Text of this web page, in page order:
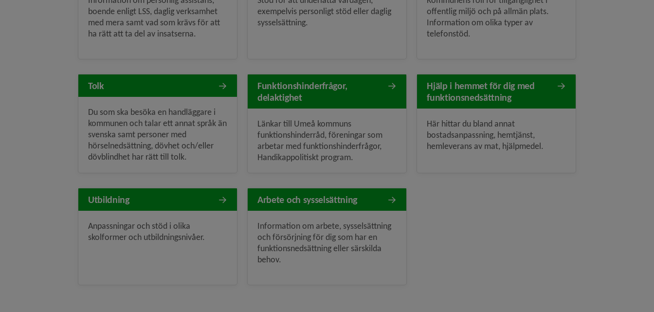
boende enligt LSS, daglig verksamhet
med mera samt vad som krävs för att
ha rätt att ta del av insatserna.
exempelvis personligt stöd eller daglig
sysselsättning.
offentlig miljö och på allmän plats.
Information om olika typer av
telefonstöd.
Tolk
Du som ska besöka en handläggare i
kommunen och talar ett annat språk än
svenska samt personer med
hörselnedsättning, dövhet och/eller
dövblindhet har rätt till tolk.
Funktionshinderfrågor,
delaktighet
Länkar till Umeå kommuns
funktionshinderråd, föreningar som
arbetar med funktionshinderfrågor,
Handikappolitiskt program.
Hjälp i hemmet för dig med
funktionsnedsättning
Här hittar du bland annat
bostadsanpassning, hemtjänst,
hemleverans av mat, hjälpmedel.
Utbildning
Anpassningar och stöd i olika
skolformer och utbildningsnivåer.
Arbete och sysselsättning
Information om arbete, sysselsättning
och försörjning för dig som har en
funktionsnedsättning eller särskilda
behov.